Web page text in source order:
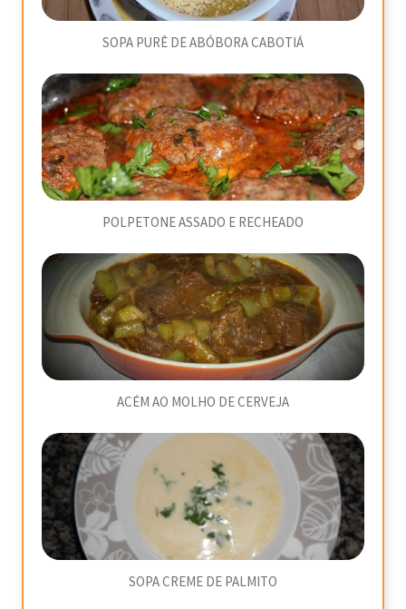
SOPA PURÊ DE ABÓBORA CABOTIÁ
POLPETONE ASSADO E RECHEADO
ACÉM AO MOLHO DE CERVEJA
SOPA CREME DE PALMITO